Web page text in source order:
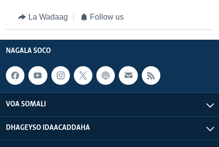
La Wadaag Follow us
NAGALA SOCO
VOA SOMALI
DHAGEYSO IDAACADDAHA